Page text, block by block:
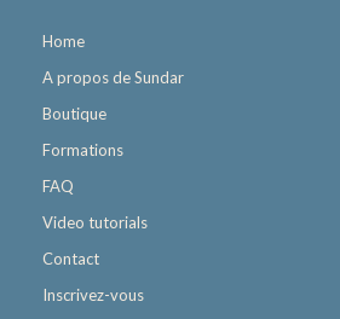
Home
A propos de Sundar
Boutique
Formations
FAQ
Video tutorials
Contact
Inscrivez-vous